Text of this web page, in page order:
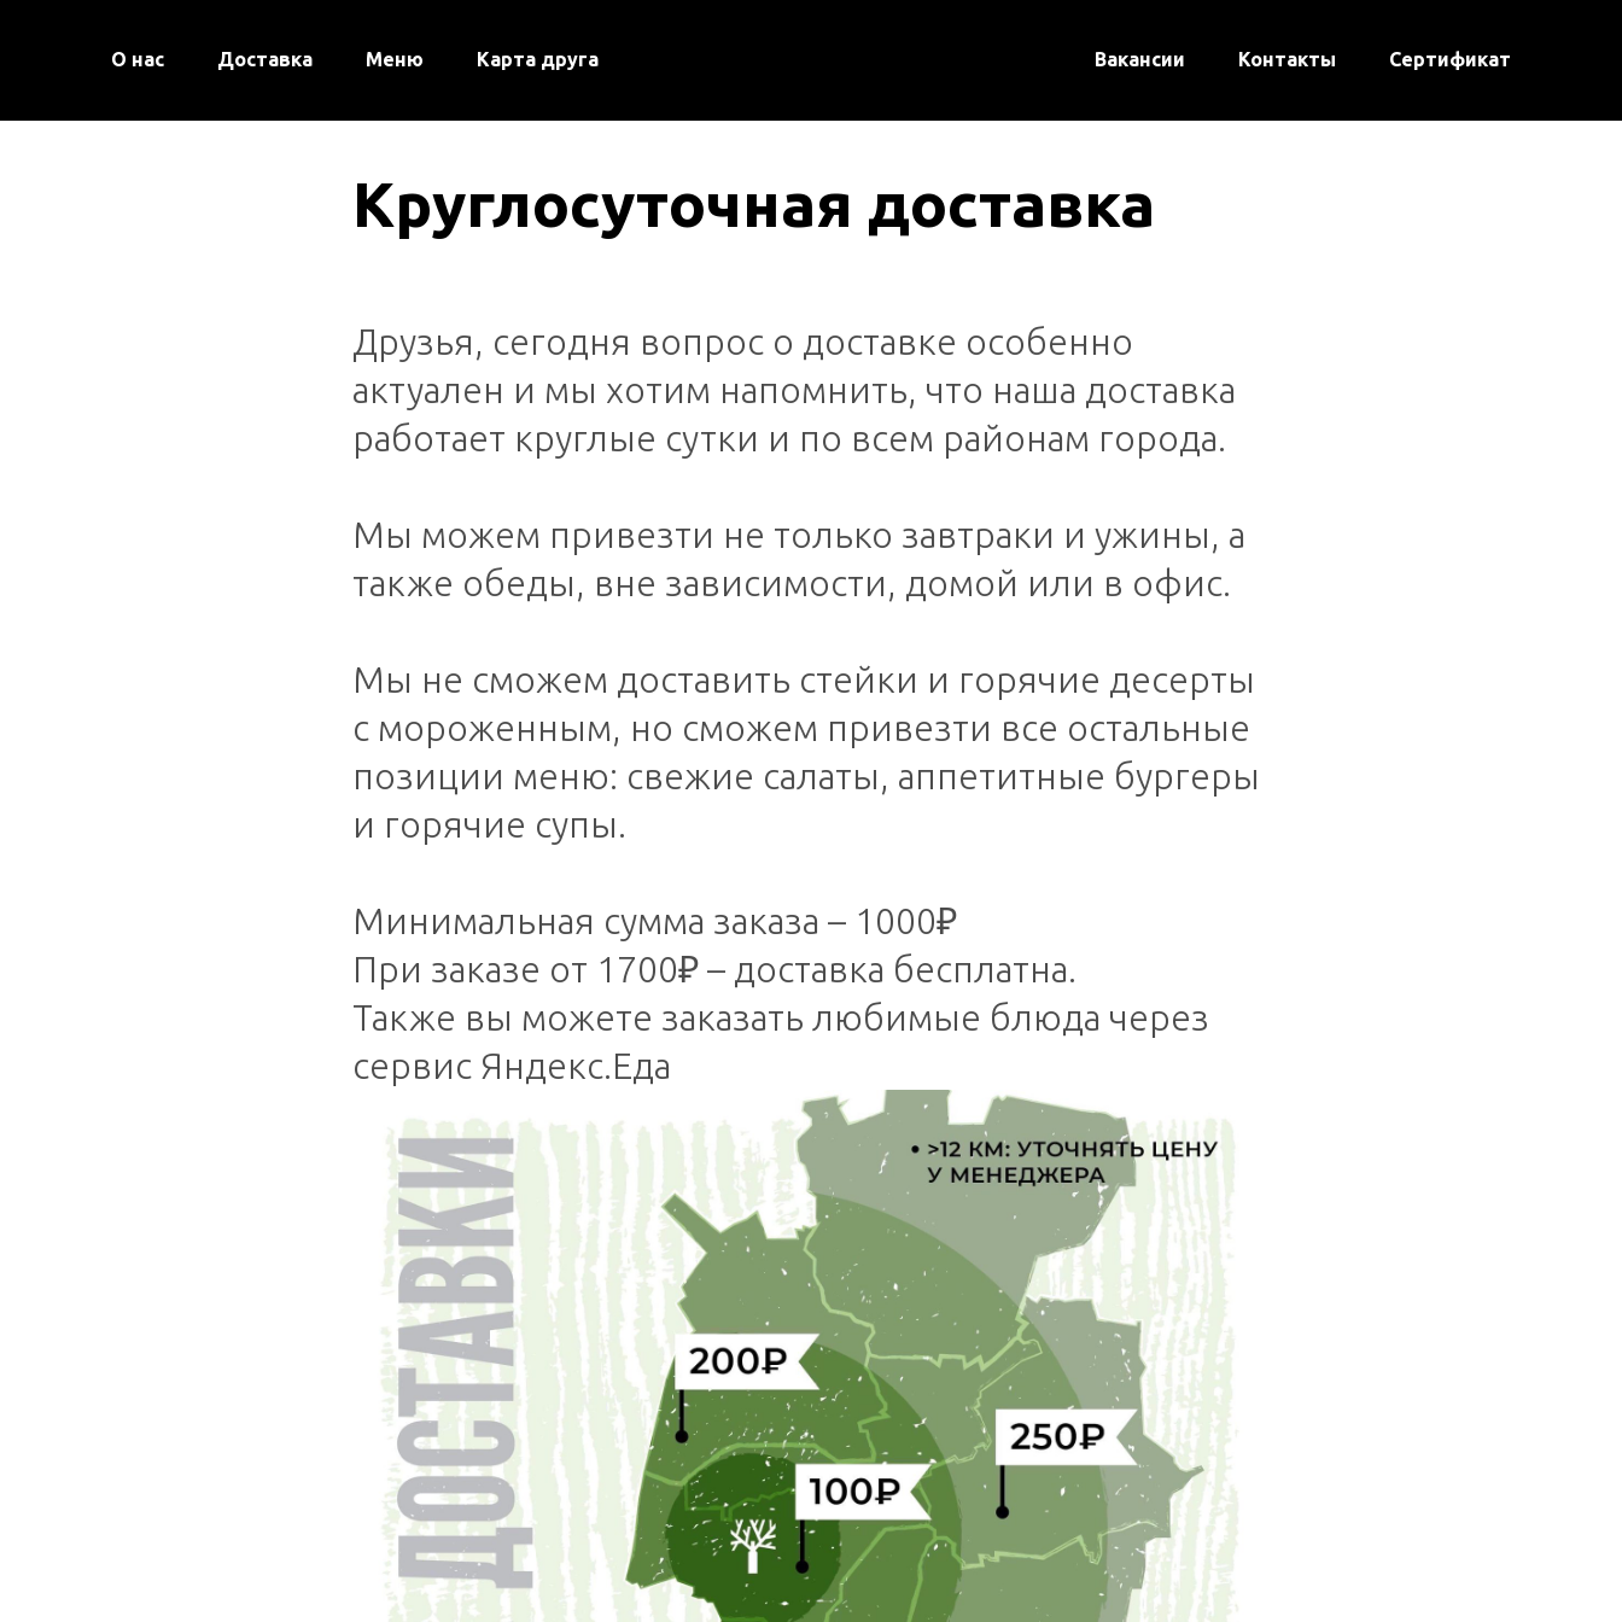
О нас Доставка Меню Карта друга Вакансии Контакты Сертификат
Круглосуточная доставка
Друзья, сегодня вопрос о доставке особенно
актуален и мы хотим напомнить, что наша доставка
работает круглые сутки и по всем районам города.
Мы можем привезти не только завтраки и ужины, а
также обеды, вне зависимости, домой или в офис.
Мы не сможем доставить стейки и горячие десерты
с мороженным, но сможем привезти все остальные
позиции меню: свежие салаты, аппетитные бургеры
и горячие супы.
Минимальная сумма заказа – 1000₽
При заказе от 1700₽ – доставка бесплатна.
Также вы можете заказать любимые блюда через
сервис Яндекс.Еда